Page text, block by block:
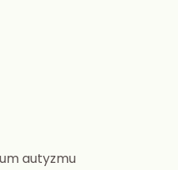
autyzmu